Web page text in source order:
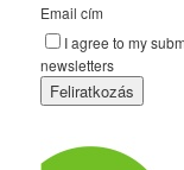
Email cím
I agree to my
newsletters